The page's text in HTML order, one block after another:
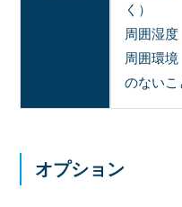
く）
周囲湿
周囲環
のないこ
オプション